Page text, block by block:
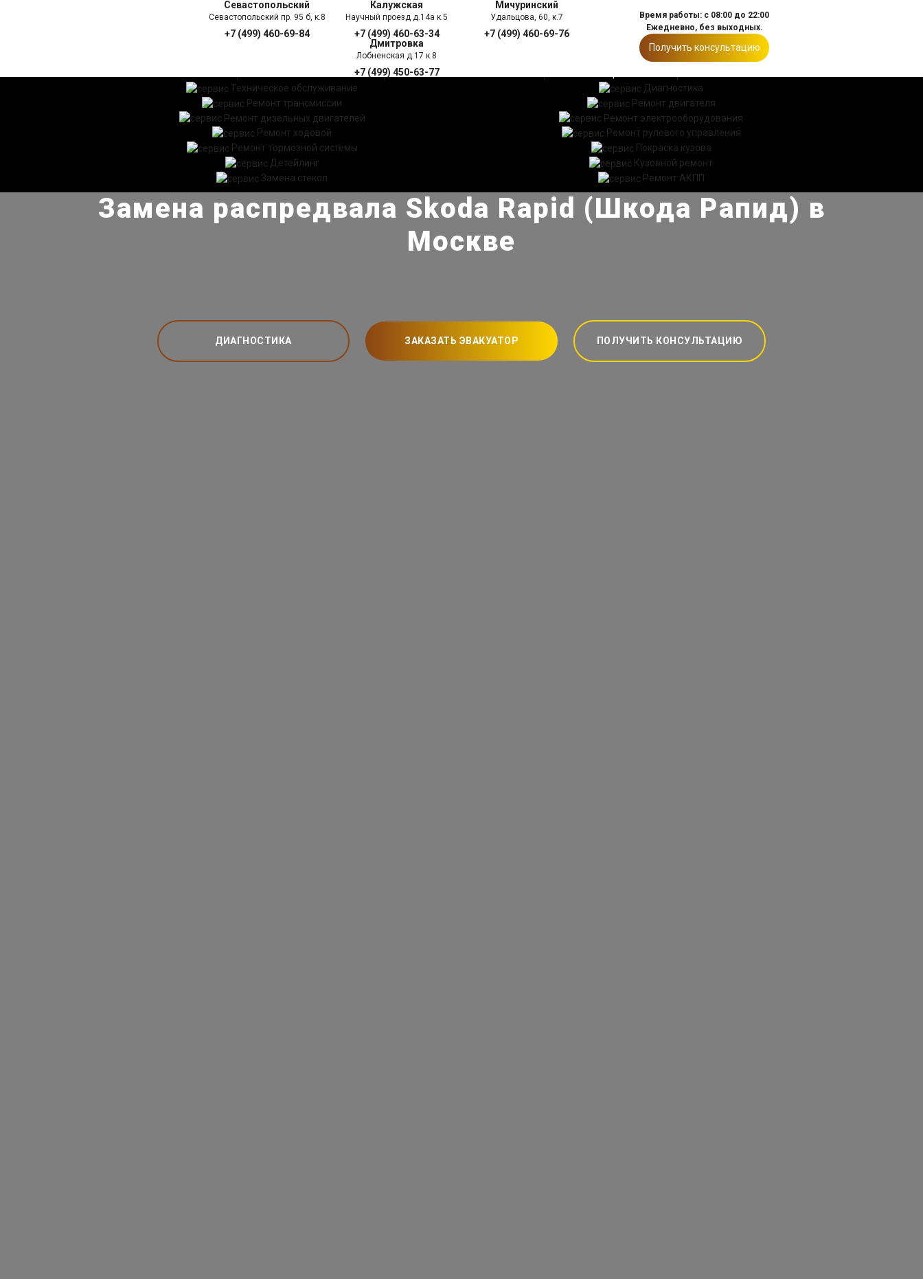
Севастопольский
Севастопольский пр. 95 б, к.8
+7 (499) 460-69-84
Калужская
Научный проезд д.14а к.5
+7 (499) 460-63-34
Мичуринский
Удальцова, 60, к.7
+7 (499) 460-69-76
Дмитровка
Лобненская д.17 к.8
+7 (499) 450-63-77
Время работы: с 08:00 до 22:00
Ежедневно, без выходных.
Получить консультацию
ПРАЙС ЛИСТ
Техническое обслуживание
Диагностика
Ремонт трансмиссии
Ремонт двигателя
Ремонт дизельных двигателей
Ремонт электрооборудования
Ремонт ходовой
Ремонт рулевого управления
Ремонт тормозной системы
Покраска кузова
Детейлинг
Кузовной ремонт
Замена стекол
Ремонт АКПП
Замена распредвала Skoda Rapid (Шкода Рапид) в
Москве
ДИАГНОСТИКА ЗАКАЗАТЬ ЭВАКУАТОР ПОЛУЧИТЬ КОНСУЛЬТАЦИЮ